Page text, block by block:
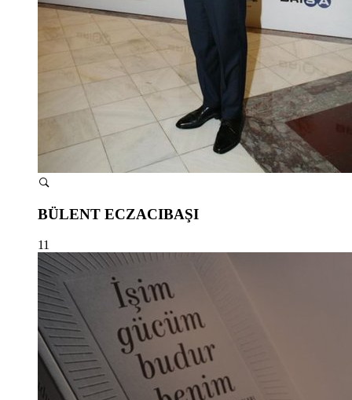
BÜLENT ECZACIBAŞI
11